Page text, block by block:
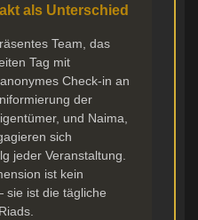
als Unterschied
Team, das
Tag mit
Check-in an
der
und Naima,
sich
jeder Veranstaltung.
ist kein
ist die tägliche